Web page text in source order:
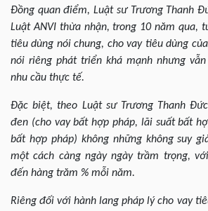
Đồng quan điểm, Luật sư Trương Thanh
Luật ANVI thừa nhận, trong 10 năm qua,
tiêu dùng nói chung, cho vay tiêu dùng
nói riêng phát triển khá mạnh nhưng
nhu cầu thực tế.
Đặc biệt, theo Luật sư Trương Thanh
đen (cho vay bất hợp pháp, lãi suất bất
bất hợp pháp) không những không suy
một cách càng ngày ngày trầm trọng,
đến hàng trăm % mỗi năm.
Riêng đối với hành lang pháp lý cho vay